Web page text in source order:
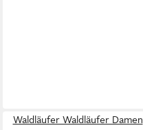
Waldläufer Waldläufer Damen